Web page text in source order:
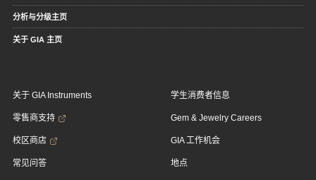
分析与分级主页
关于 GIA 主页
关于 GIA Instruments
零售商支持
校区商店
常见问答
学生消费者信息
Gem & Jewelry Careers
GIA 工作机会
地点